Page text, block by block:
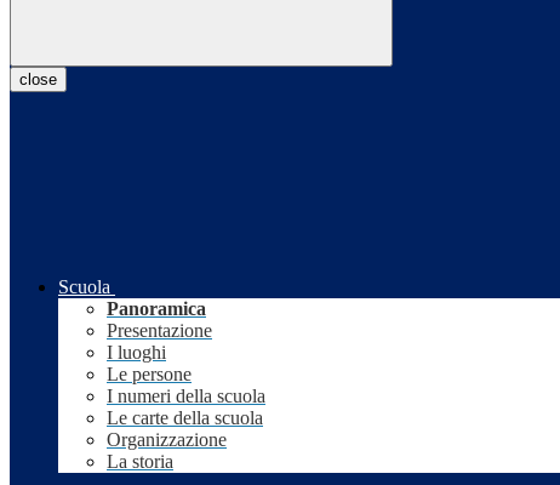
close
Scuola
Panoramica
Presentazione
I luoghi
Le persone
I numeri della scuola
Le carte della scuola
Organizzazione
La storia